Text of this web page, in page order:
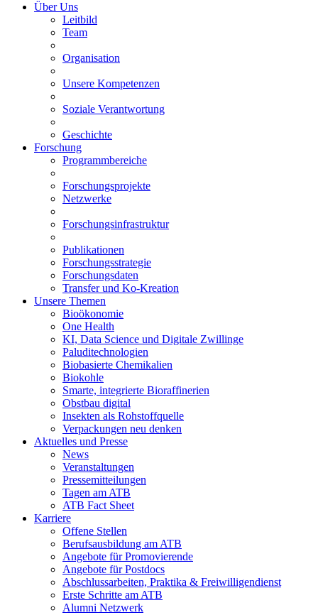
Über Uns
Leitbild
Team
Organisation
Unsere Kompetenzen
Soziale Verantwortung
Geschichte
Forschung
Programmbereiche
Forschungsprojekte
Netzwerke
Forschungsinfrastruktur
Publikationen
Forschungsstrategie
Forschungsdaten
Transfer und Ko-Kreation
Unsere Themen
Bioökonomie
One Health
KI, Data Science und Digitale Zwillinge
Paluditechnologien
Biobasierte Chemikalien
Biokohle
Smarte, integrierte Bioraffinerien
Obstbau digital
Insekten als Rohstoffquelle
Verpackungen neu denken
Aktuelles und Presse
News
Veranstaltungen
Pressemitteilungen
Tagen am ATB
ATB Fact Sheet
Karriere
Offene Stellen
Berufsausbildung am ATB
Angebote für Promovierende
Angebote für Postdocs
Abschlussarbeiten, Praktika & Freiwilligendienst
Erste Schritte am ATB
Alumni Netzwerk